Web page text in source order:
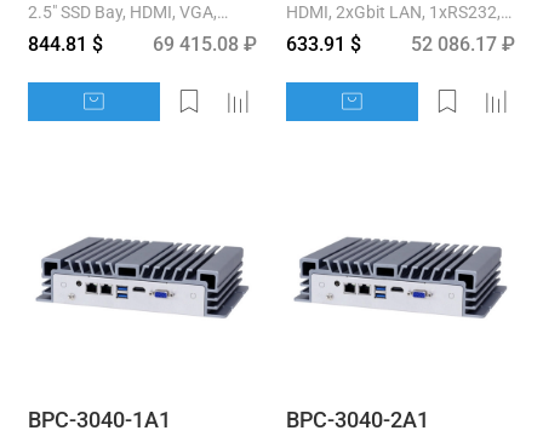
2.5" SSD Bay, HDMI, VGA,
2xGbE LAN, 2xUSB3.0,
2xUSB...
844.81 $ 69 415.08 ₽
HDMI, 2xGbit LAN, 1xRS232,
1xRS232/422/485, 4xUSB,
9..36V DC-In, -20..+60C...
633.91 $ 52 086.17 ₽
BPC-3040-1A1 BPC-3040-2A1